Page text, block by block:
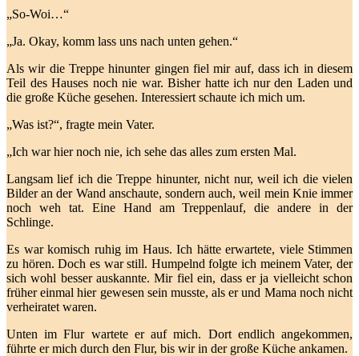
„So-Woi…“
„Ja. Okay, komm lass uns nach unten gehen.“
Als wir die Treppe hinunter gingen fiel mir auf, dass ich in diesem
Teil des Hauses noch nie war. Bisher hatte ich nur den Laden und
die große Küche gesehen. Interessiert schaute ich mich um.
„Was ist?“, fragte mein Vater.
„Ich war hier noch nie, ich sehe das alles zum ersten Mal.
Langsam lief ich die Treppe hinunter, nicht nur, weil ich die vielen
Bilder an der Wand anschaute, sondern auch, weil mein Knie immer
noch weh tat. Eine Hand am Treppenlauf, die andere in der
Schlinge.
Es war komisch ruhig im Haus. Ich hätte erwartete, viele Stimmen
zu hören. Doch es war still. Humpelnd folgte ich meinem Vater, der
sich wohl besser auskannte. Mir fiel ein, dass er ja vielleicht schon
früher einmal hier gewesen sein musste, als er und Mama noch nicht
verheiratet waren.
Unten im Flur wartete er auf mich. Dort endlich angekommen,
führte er mich durch den Flur, bis wir in der große Küche ankamen.